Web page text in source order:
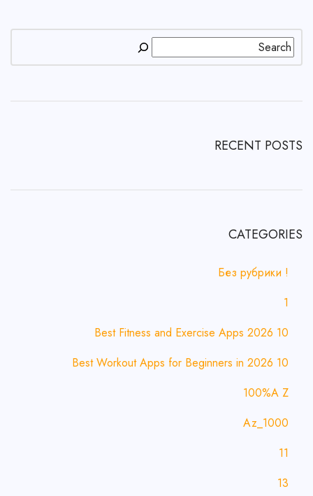
RECENT POSTS
CATEGORIES
! Без рубрики
1
10 Best Fitness and Exercise Apps 2026
10 Best Workout Apps for Beginners in 2026
100%A Z
1000_Az
11
13